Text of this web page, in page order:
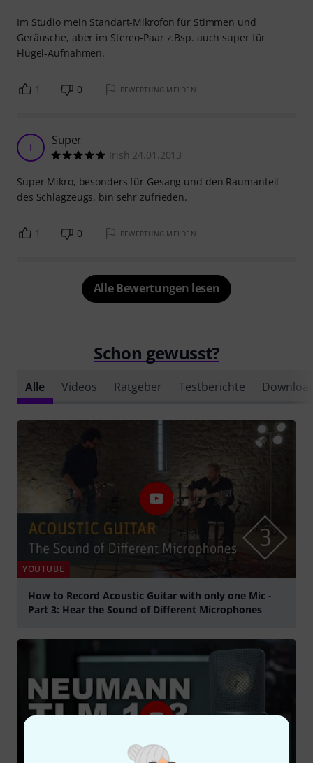
Im Studio mein Standart-Mikrofon für Stimmen und
Geräusche, aber im Stereo-Paar z.Bsp. auch super für
Flügel-Aufnahmen.
1 0 BEWERTUNG MELDEN
I Super
Irish 24.01.2013
Super Mikro, besonders für Gesang und den Raumanteil
des Schlagzeugs. bin sehr zufrieden.
1 0 BEWERTUNG MELDEN
Alle Bewertungen lesen
Schon gewusst?
Alle Videos Ratgeber Testberichte
YOUTUBE
How to Record Acoustic Guitar with only one Mic -
Part 3: Hear the Sound of Different Microphones